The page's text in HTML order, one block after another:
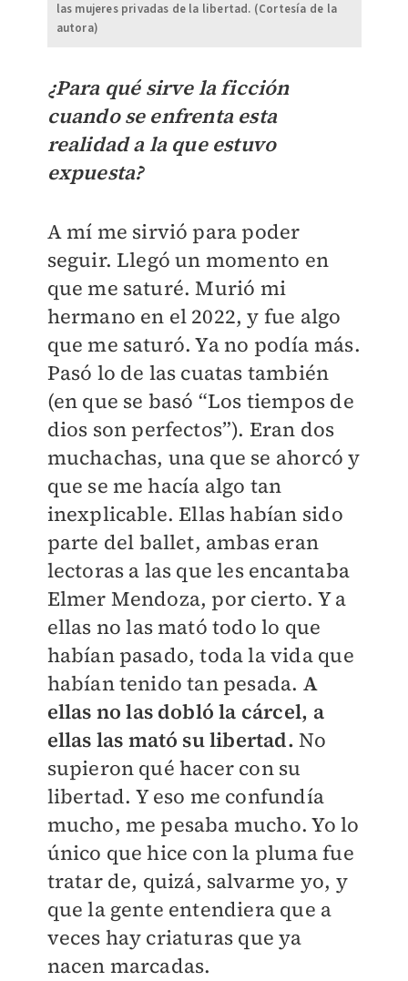
las mujeres privadas de la libertad. (Cortesía de la
autora)
¿Para qué sirve la ficción
cuando se enfrenta esta
realidad a la que estuvo
expuesta?
A mí me sirvió para poder
seguir. Llegó un momento en
que me saturé. Murió mi
hermano en el 2022, y fue algo
que me saturó. Ya no podía más.
Pasó lo de las cuatas también
(en que se basó “Los tiempos de
dios son perfectos”). Eran dos
muchachas, una que se ahorcó y
que se me hacía algo tan
inexplicable. Ellas habían sido
parte del ballet, ambas eran
lectoras a las que les encantaba
Elmer Mendoza, por cierto. Y a
ellas no las mató todo lo que
habían pasado, toda la vida que
habían tenido tan pesada. A
ellas no las dobló la cárcel, a
ellas las mató su libertad. No
supieron qué hacer con su
libertad. Y eso me confundía
mucho, me pesaba mucho. Yo lo
único que hice con la pluma fue
tratar de, quizá, salvarme yo, y
que la gente entendiera que a
veces hay criaturas que ya
nacen marcadas.